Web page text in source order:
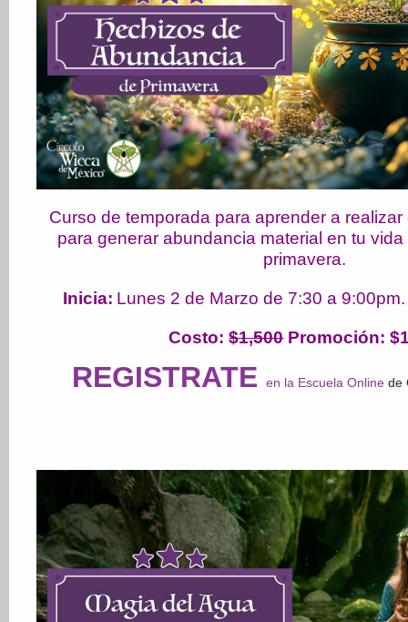
Curso de temporada para aprender a
para generar abundancia material en tu
primavera.
Inicia: Lunes 2 de Marzo de 7:30 a
Costo:$1,500Promoción:
REGISTRATE en la Escuela Onlinede